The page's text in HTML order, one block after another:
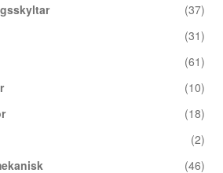
(37)
(31)
(61)
(10)
(18)
(2)
(46)